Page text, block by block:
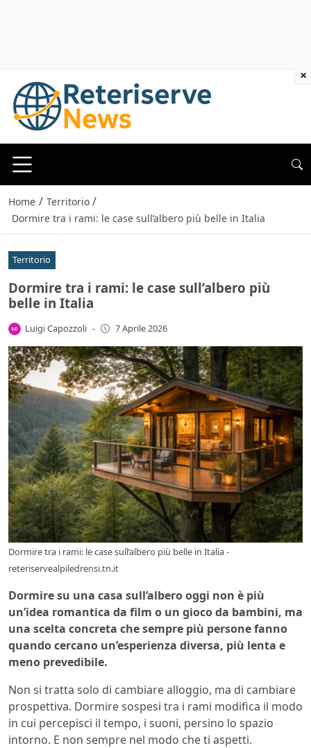
Home / Territorio /
Dormire tra i rami: le case sull’albero più belle in Italia
Territorio
Dormire tra i rami: le case sull’albero più
belle in Italia
Luigi Capozzoli - 7 Aprile 2026
Dormire tra i rami: le case sull’albero più belle in Italia -
reteriservealpiledrensi.tn.it
Dormire su una casa sull’albero oggi non è più
un’idea romantica da film o un gioco da bambini, ma
una scelta concreta che sempre più persone fanno
quando cercano un’esperienza diversa, più lenta e
meno prevedibile.
Non si tratta solo di cambiare alloggio, ma di cambiare
prospettiva. Dormire sospesi tra i rami modifica il modo
in cui percepisci il tempo, i suoni, persino lo spazio
intorno. E non sempre nel modo che ti aspetti.
×